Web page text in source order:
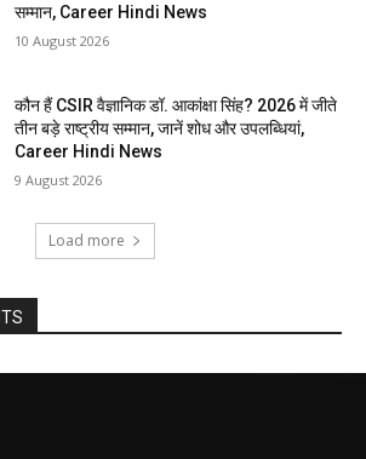
सम्मान, Career Hindi News
10 August 2026
कौन हैं CSIR वैज्ञानिक डॉ. आकांक्षा सिंह? 2026 में जीते
तीन बड़े राष्ट्रीय सम्मान, जानें शोध और उपलब्धियां,
Career Hindi News
9 August 2026
Load more